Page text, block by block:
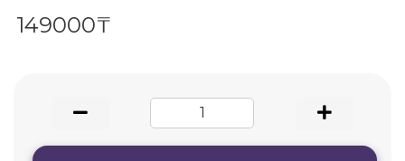
149000₸